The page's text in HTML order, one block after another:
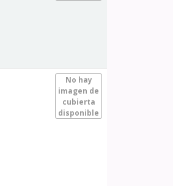
No hay
imagen de
cubierta
disponible